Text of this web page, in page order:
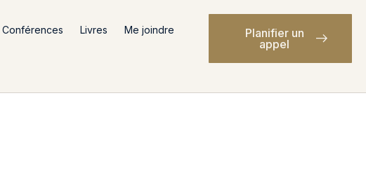
Conférences Livres Me joindre
Planifier un
appel